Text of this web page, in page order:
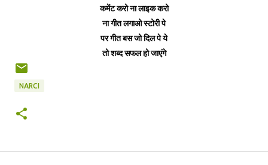
कमेंट करो ना लाइक करो
ना गीत लगाओ स्टोरी पे
पर गीत बस जो दिल पे ये
तो शब्द सफल हो जाएंगे
NARCI